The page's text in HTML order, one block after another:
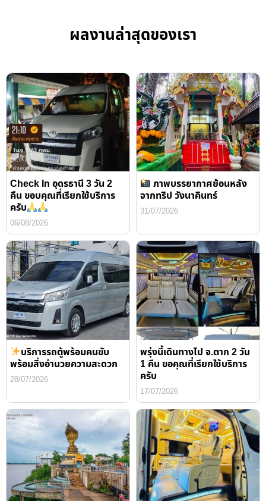
ผลงานล่าสุดของเรา
Check In อุดรธานี 3 วัน 2
คืน ขอบคุณที่เรียกใช้บริการ
ครับ
06/08/2026
ภาพบรรยากาศย้อนหลัง
จากทริป วังนาคินทร์
31/07/2026
บริการรถตู้พร้อมคนขับ
พร้อมสิ่งอำนวยความสะดวก
28/07/2026
พรุ่งนี้เดินทางไป จ.ตาก 2 วัน
1 คืน ขอคุณที่เรียกใช้บริการ
ครับ
17/07/2026